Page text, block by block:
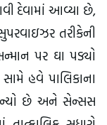
દેવામાં આવ્યા છે,
તરીકેની
પર ઘા પડ્યો
હવે પાલિકાના
બન્યો છે અને સેન્સસ